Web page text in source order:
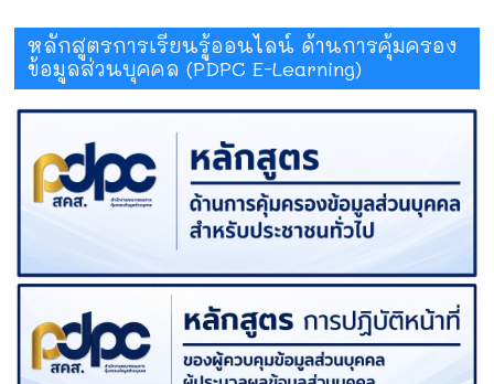
หลักสูตรการเรียนรู้ออนไลน์ ด้านการคุ้มครอง
ข้อมูลส่วนบุคคล (PDPC E-Learning)